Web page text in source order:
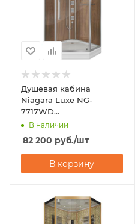
Душевая кабина
Niagara Luxe NG-
7717WD
(1000x1000х2150)
В наличии
82 200 руб./шт
В корзину